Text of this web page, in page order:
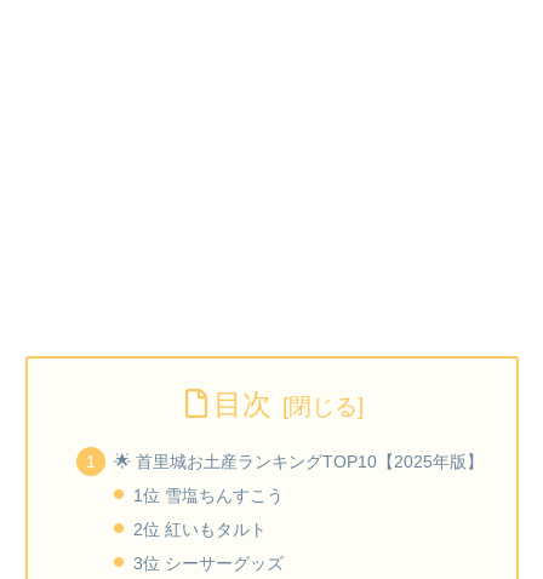
目次
🌟 首里城お土産ランキングTOP10【2025年版】
1位 雪塩ちんすこう
2位 紅いもタルト
3位 シーサーグッズ